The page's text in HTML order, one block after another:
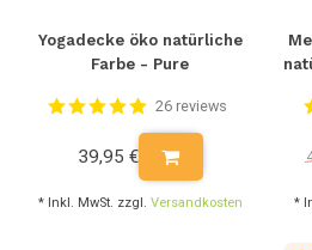
Yogadecke öko natürliche
Farbe - Pure
26 reviews
39,95 €
* Inkl. MwSt. zzgl. Versandkosten *